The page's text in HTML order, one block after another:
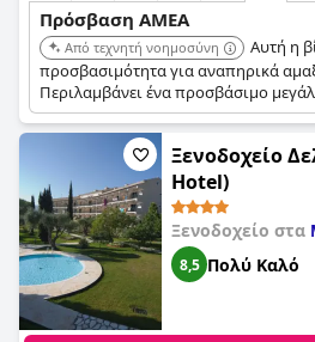
Πρόσβαση ΑΜΕΑ
Από τεχνητή νοημοσύνη
Αυτή η
προσβασιμότητα για αναπηρικά
Περιλαμβάνει ένα προσβάσιμο
τουαλέτα και ένα υγρό δωμάτιο.
Ξενοδοχείο
Hotel)
Ξενοδοχείο στα
8,5 Πολύ Καλό